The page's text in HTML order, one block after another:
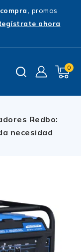
promos
ahora
0
Redbo:
necesidad